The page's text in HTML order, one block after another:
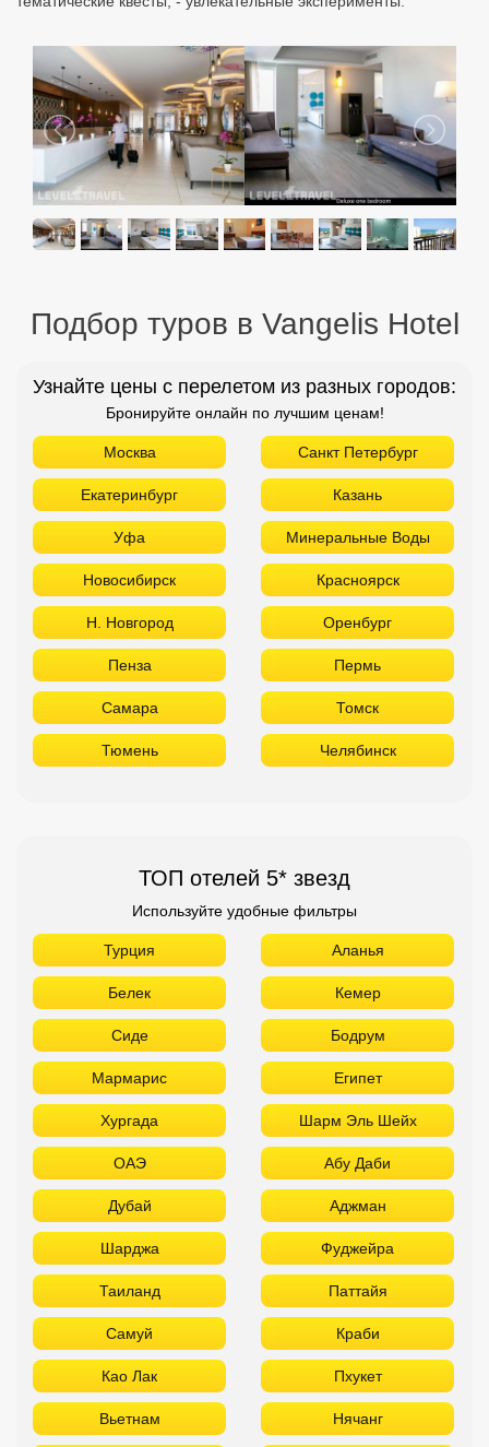
Подбор туров в Vangelis Hotel
Узнайте цены с перелетом из разных городов:
Бронируйте онлайн по лучшим ценам!
Москва Санкт Петербург
Екатеринбург Казань
Уфа Минеральные Воды
Новосибирск Красноярск
Н. Новгород Оренбург
Пенза Пермь
Самара Томск
Тюмень Челябинск
ТОП отелей 5* звезд
Используйте удобные фильтры
Турция Аланья
Белек Кемер
Сиде Бодрум
Мармарис Египет
Хургада Шарм Эль Шейх
ОАЭ Абу Даби
Дубай Аджман
Шарджа Фуджейра
Таиланд Паттайя
Самуй Краби
Као Лак Пхукет
Вьетнам Нячанг